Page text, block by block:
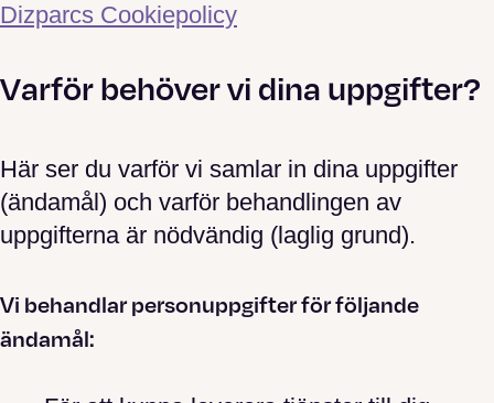
Dizparcs Cookiepolicy
Varför behöver vi dina uppgifter?
Här ser du varför vi samlar in dina uppgifter
(ändamål) och varför behandlingen av
uppgifterna är nödvändig (laglig grund).
Vi behandlar personuppgifter för följande
ändamål: